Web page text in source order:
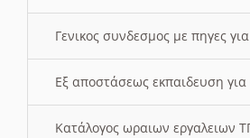
Γενικος συνδεσμος με πηγες
Εξ αποστάσεως εκπαιδευση για
Κατάλογος ωραιων εργαλειων